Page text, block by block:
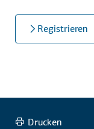
Registrieren
Drucken